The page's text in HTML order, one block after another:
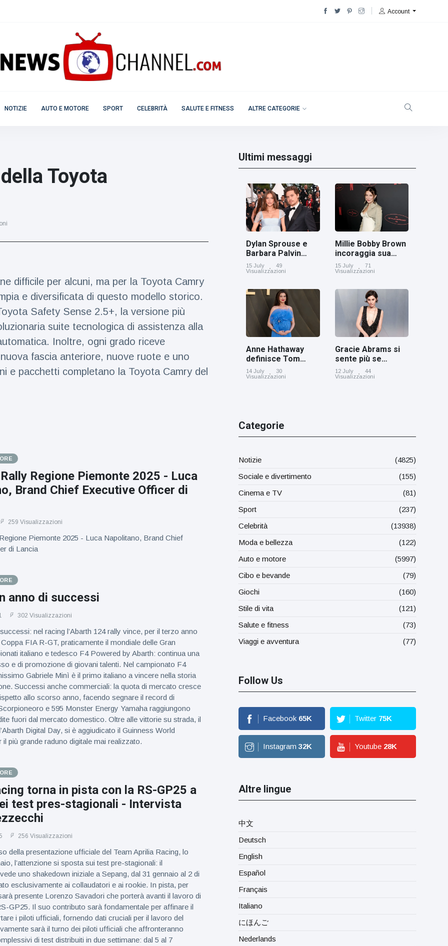
Account
NOTIZIE AUTO E MOTORE SPORT CELEBRITÀ SALUTE E FITNESS ALTRE CATEGORIE
Toyota
difficile per alcuni, ma per la Toyota Camry
e diversificata di questo modello storico.
Safety Sense 2.5+, la versione più
suite tecnologica di assistenza alla
Inoltre, ogni grado riceve
fascia anteriore, nuove ruote e uno
e pacchetti completano la Toyota Camry del
Regione Piemonte 2025 - Luca
Brand Chief Executive Officer di
259 Visualizzazioni
Piemonte 2025 - Luca Napolitano, Brand Chief
di Lancia
anno di successi
302 Visualizzazioni
nel racing l’Abarth 124 rally vince, per il terzo anno
FIA R-GT, praticamente il mondiale delle Gran
italiano e tedesco F4 Powered by Abarth: continua una
e di promozione di giovani talenti. Nel campionato F4
Gabriele Minì è il primo italiano a vincere nella storia
Successi anche commerciali: la quota di mercato cresce
allo scorso anno, facendo segnare il record di
e 595 Monster Energy Yamaha raggiungono
fuori dal mercato domestico. Oltre alle vittorie su strada, il
Digital Day, si è aggiudicato il Guinness World
più grande raduno digitale mai realizzato.
torna in pista con la RS-GP25 a
test pres-stagionali - Intervista
256 Visualizzazioni
della presentazione ufficiale del Team Aprilia Racing, lo
l’attenzione si sposta sui test pre-stagionali: il
uno shakedown iniziale a Sepang, dal 31 gennaio al 2 di
esclusivamente ai collaudatori e ai rookie. In pista, per
presente Lorenzo Savadori che porterà avanti il lavoro di
GP25. Il suo contributo sarà fondamentale per affinare il
i piloti ufficiali, fornendo dati cruciali per il lavoro del
sarà il turno dei piloti ufficiali che affronteranno
di test distribuiti in due settimane: dal 5 al 7
Ultimi messaggi
Dylan Sprouse e
Barbara Palvin
rivelano di
aspettare una
15 July
49
Visualizzazioni
Millie Bobby Brown
incoraggia sua
figlia ad essere
creativa
15 July
71
Visualizzazioni
Anne Hathaway
definisce Tom
Holland 'il figlio dei
sogni’
14 July
30
Visualizzazioni
Gracie Abrams si
sente più se
stessa con i capelli
corti
12 July
44
Visualizzazioni
Categorie
Notizie
(4825)
Sociale e divertimento
(155)
Cinema e TV
(81)
Sport
(237)
Celebrità
(13938)
Moda e bellezza
(122)
Auto e motore
(5997)
Cibo e bevande
(79)
Giochi
(160)
Stile di vita
(121)
Salute e fitness
(73)
Viaggi e avventura
(77)
Follow Us
Facebook 65K Twitter 75K
Instagram 32K Youtube 28K
Altre lingue
中文
Deutsch
English
Español
Français
Italiano
にほんご
Nederlands